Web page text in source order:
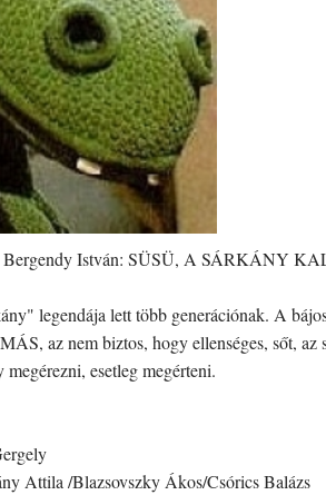
Bergendy István: SÜSÜ, A SÁRKÁNY
legendája lett több generációnak. A
az nem biztos, hogy ellenséges, sőt,
megérezni, esetleg megérteni.
Attila /Blazsovszky Ákos/Csórics Balázs